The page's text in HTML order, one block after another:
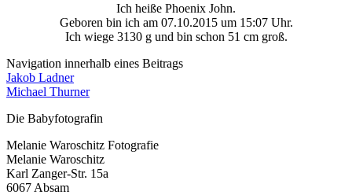
Ich heiße Phoenix John.
Geboren bin ich am 07.10.2015 um 15:07 Uhr.
Ich wiege 3130 g und bin schon 51 cm groß.
Navigation innerhalb eines Beitrags
Jakob Ladner
Michael Thurner
Die Babyfotografin
Melanie Waroschitz Fotografie
Melanie Waroschitz
Karl Zanger-Str. 15a
6067 Absam